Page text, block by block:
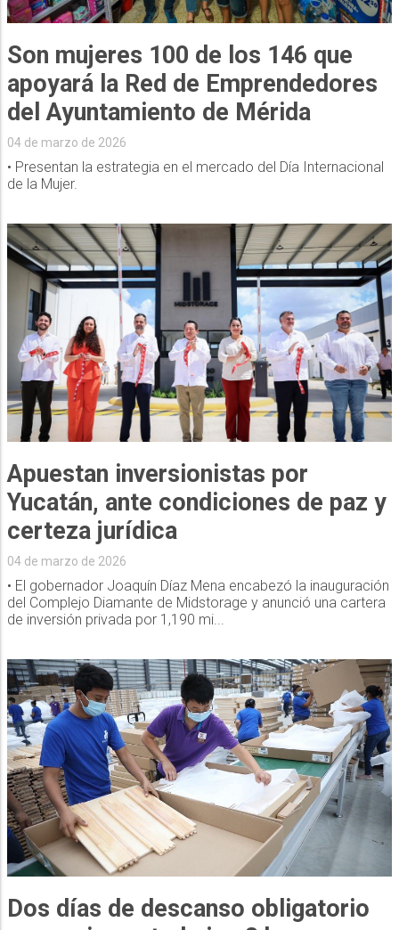
Son mujeres 100 de los 146 que
apoyará la Red de Emprendedores
del Ayuntamiento de Mérida
04 de marzo de 2026
• Presentan la estrategia en el mercado del Día Internacional
de la Mujer.
Apuestan inversionistas por
Yucatán, ante condiciones de paz y
certeza jurídica
04 de marzo de 2026
• El gobernador Joaquín Díaz Mena encabezó la inauguración
del Complejo Diamante de Midstorage y anunció una cartera
de inversión privada por 1,190 mi...
Dos días de descanso obligatorio